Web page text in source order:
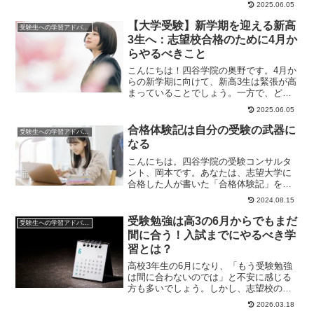
2025.06.05
受験生への学習アドバイス
【大学受験】新学期を迎える新高
3生へ：志望校合格のために4月か
らやるべきこと
こんにちは！四谷学院の奥野です。4月か
らの新学期に向けて、新高3生は緊張が高
まっていることでしょう。一方で、どの
ようにして大学受験の準備を始めれば良
2025.06.05
受験生への学習アドバイス
合格体験記は自分の受験の武器に
なる
こんにちは。四谷学院の受験コンサルタ
ント、岡本です。あなたは、志望大学に
合格した人が書いた「合格体験記」を読
んだことがありますか？この記事では、
2024.08.15
受験勉強は高3の6月からでもまだ
間に合う！入試までにやるべき学
習とは？
高校3年生の6月になり、「もう受験勉強
は間に合わないのでは」と不安に感じる
方も多いでしょう。しかし、志望校のレ
ベルを見極めて正しい方法で学習を進め
2026.03.18